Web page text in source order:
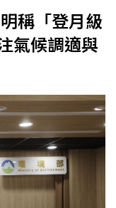
稱「登月級
氣候調適與